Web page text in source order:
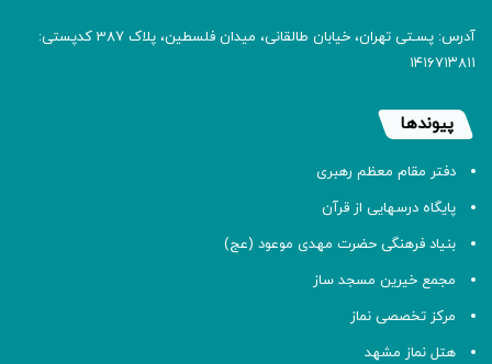
آدرس: پسـتی تهران، خیابان طالقانی، میدان فلسطین، پلاک 387 کدپستی:
۱۴۱۶۷۱۳۸۱۱
پیوندها
دفتر مقام معظم رهبری
پایگاه درسهایی از قرآن
بنیاد فرهنگی حضرت مهدی موعود (عج)
مجمع خیرین مسجد ساز
مرکز تخصصی نماز
هتل نماز مشهد